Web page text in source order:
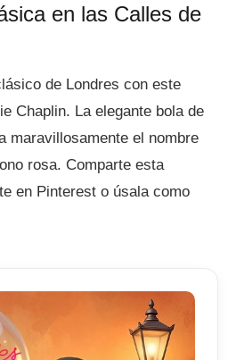
en las Calles de
de Londres con este
Chaplin. La elegante bola de
maravillosamente el nombre
rosa. Comparte esta
en Pinterest o úsala como